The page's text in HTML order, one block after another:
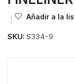
Añadir a la
SKU: S334-9